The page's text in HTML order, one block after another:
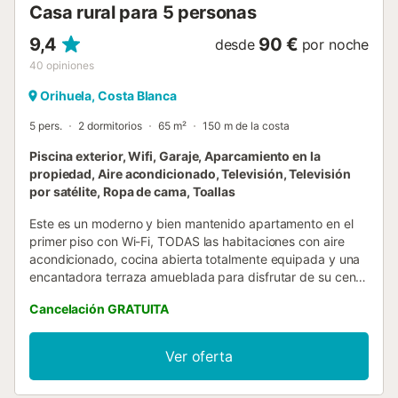
Casa rural para 5 personas
9,4
40 opiniones
desde 90 € por noche
Orihuela, Costa Blanca
5 pers. 2 dormitorios 65 m² 150 m de la costa
Piscina exterior, Wifi, Garaje, Aparcamiento en la
propiedad, Aire acondicionado, Televisión, Televisión
por satélite, Ropa de cama, Toallas
Este es un moderno y bien mantenido apartamento en el
primer piso con Wi-Fi, TODAS las habitaciones con aire
acondicionado, cocina abierta totalmente equipada y una
encantadora terraza amueblada para disfrutar de su cena
(hasta 6 personas). Este confortable apartamento
vacacional ofrece dos dormitorios (uno doble, uno con dos
camas), un sofá cama de tamaño completo y dos baños
(cada uno con aseo, uno con ducha, uno con bañera). 2
cunas de viaje y 1 trona para el bebé están disponibles y
Cancelación GRATUITA
Ver oferta